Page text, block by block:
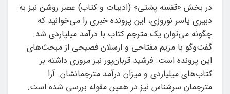
در بخش «قفسه پشتی» (ادبیات و کتاب) عصر روشن نیز به
دبیری یاسر نوروزی، این پرونده خبری را می‌خوانید که
چگونه می‌توان یک مترجم کتاب با درآمد میلیاردی شد.
گفت‌وگو با مریم مفتاحی و ارسلان فصیحی از مبحث‌های
این پرونده است. فرشید قربان‌پور نیز مروری داشته بر
کتاب‌های میلیاردی و میزان درآمد مترجمانشان. آرا
مترجمان سرشناس نیز در همین مقوله بررسی شده است.